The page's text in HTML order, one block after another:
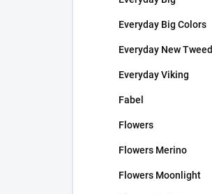
Everyday Big Colors
Everyday New Tweed
Everyday Viking
Fabel
Flowers
Flowers Merino
Flowers Moonlight